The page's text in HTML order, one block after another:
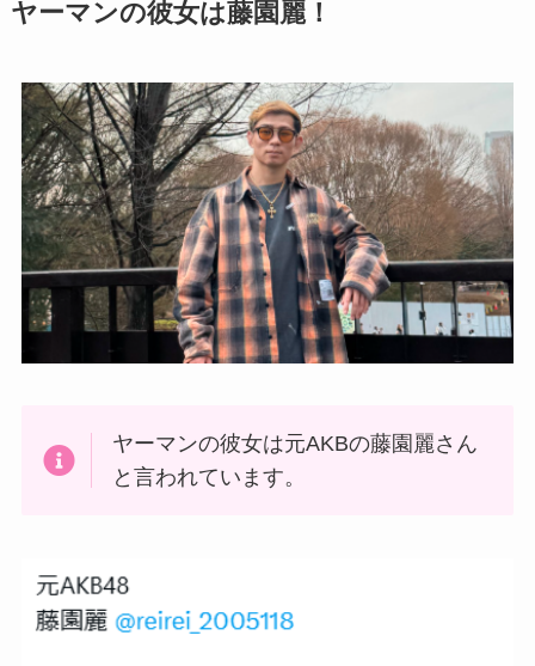
ヤーマンの彼女は藤園麗！
ヤーマンの彼女は元AKBの藤園麗さん
と言われています。